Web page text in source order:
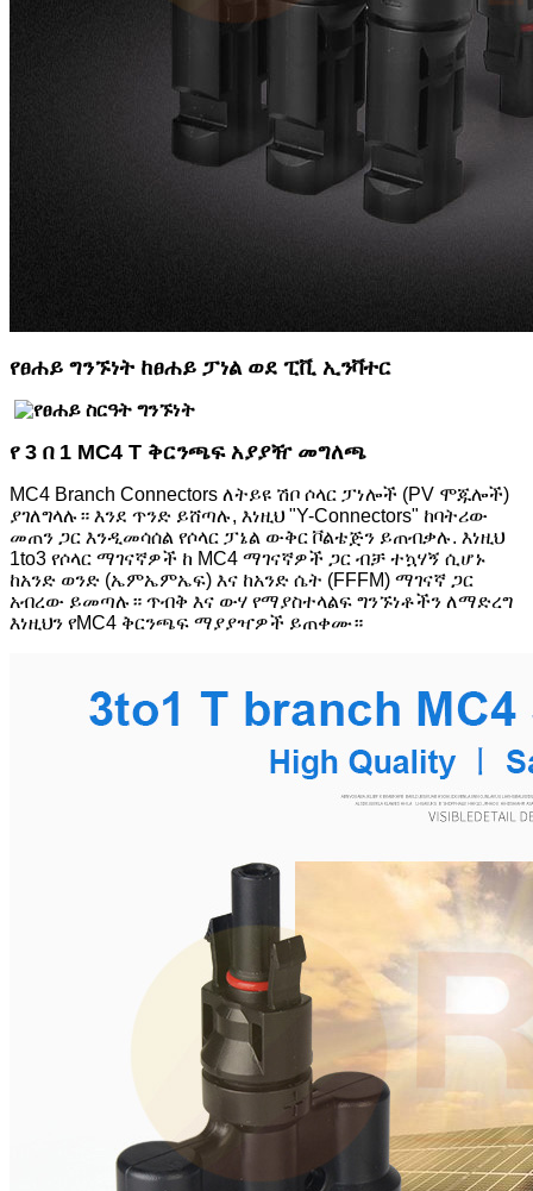
የፀሐይ ግንኙነት ከፀሐይ ፓነል ወደ ፒቪ ኢንቫተር
የ 3 በ 1 MC4 T ቅርንጫፍ አያያዥ መግለጫ
MC4 Branch Connectors ለትይዩ ሽቦ ሶላር ፓነሎች (PV ሞጁሎች)
ያገለግላሉ። እንደ ጥንድ ይሸጣሉ, እነዚህ "Y-Connectors" ከባትሪው
መጠን ጋር እንዲመሳሰል የሶላር ፓኔል ውቅር ቮልቴጅን ይጠብቃሉ. እነዚህ
1to3 የሶላር ማገናኛዎች ከ MC4 ማገናኛዎች ጋር ብቻ ተኳሃኝ ሲሆኑ
ከአንድ ወንድ (ኤምኤምኤፍ) እና ከአንድ ሴት (FFFM) ማገናኛ ጋር
አብረው ይመጣሉ። ጥብቅ እና ውሃ የማያስተላልፍ ግንኙነቶችን ለማድረግ
እነዚህን የMC4 ቅርንጫፍ ማያያዣዎች ይጠቀሙ።